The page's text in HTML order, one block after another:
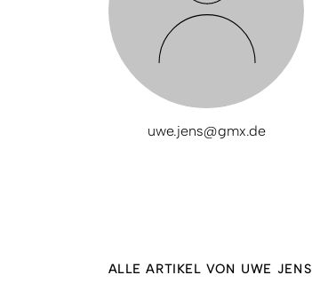
uwe.jens@gmx.de
ALLE ARTIKEL VON UWE JENS